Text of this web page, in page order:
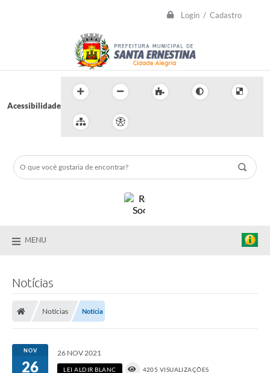
Login / Cadastro
Acessibilidade
MENU
Notícias
Notícias Notícia
NOV
26
26 NOV 2021
LEI ALDIR BLANC 4205 VISUALIZAÇÕES